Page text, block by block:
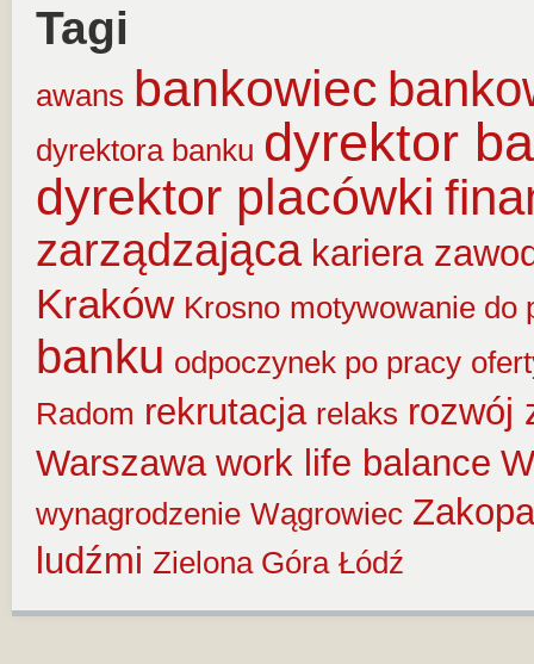
Tagi
awans bankowiec
dyrektora banku dyrektor
dyrektor placówki
zarządzająca kariera
Kraków Krosno motywowanie do
banku odpoczynek po pracy
Radom rekrutacja relaks rozwój
Warszawa work life balance
wynagrodzenie Wągrowiec
ludźmi Zielona Góra Łódź